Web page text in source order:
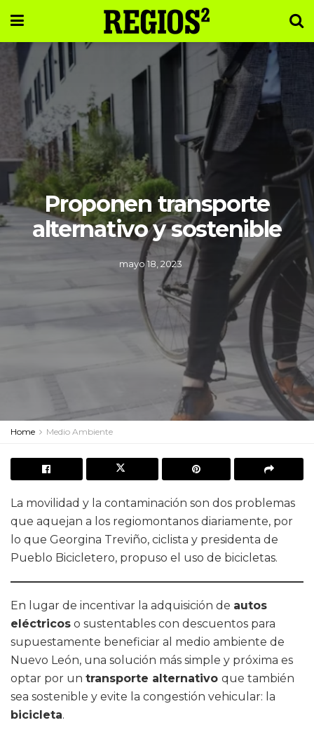
Proponen transporte
alternativo y sostenible
mayo 18, 2023
Home Medio Ambiente
La movilidad y la contaminación son dos problemas
que aquejan a los regiomontanos diariamente, por
lo que Georgina Treviño, ciclista y presidenta de
Pueblo Bicicletero, propuso el uso de bicicletas.
En lugar de incentivar la adquisición de autos
eléctricos o sustentables con descuentos para
supuestamente beneficiar al medio ambiente de
Nuevo León, una solución más simple y próxima es
optar por un transporte alternativo que también
sea sostenible y evite la congestión vehicular: la
bicicleta.